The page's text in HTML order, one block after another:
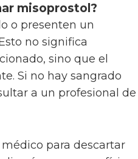
misoprostol?
o presenten un
no significa
sino que el
Si no hay sangrado
a un profesional de
médico para descartar